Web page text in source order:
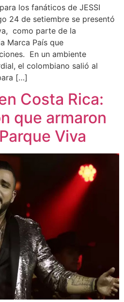
los fanáticos de JESSI
24 de setiembre se presentó
como parte de la
Marca País que
En un ambiente
el colombiano salió al
[…]
Costa Rica:
que armaron
Viva